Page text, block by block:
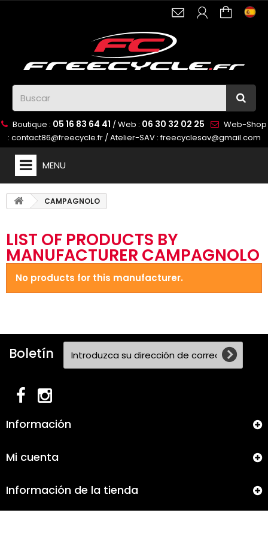
Boutique : 05 16 83 64 41 / Web : 06 30 32 02 25
Web-Shop
: contact86@freecycle.fr/ Atelier-SAV :freecyclesav@gmail.com
MENU
CAMPAGNOLO
LIST OF PRODUCTS BY
MANUFACTURER CAMPAGNOLO
No products for this manufacturer.
Boletín
Información
Mi cuenta
Información de la tienda